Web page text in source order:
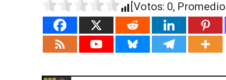
[Votos: 0,